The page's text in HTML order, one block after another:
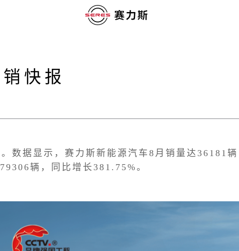
快报
数据显示，赛力斯新能源汽车8月销量达36181
辆，同比增长381.75%。